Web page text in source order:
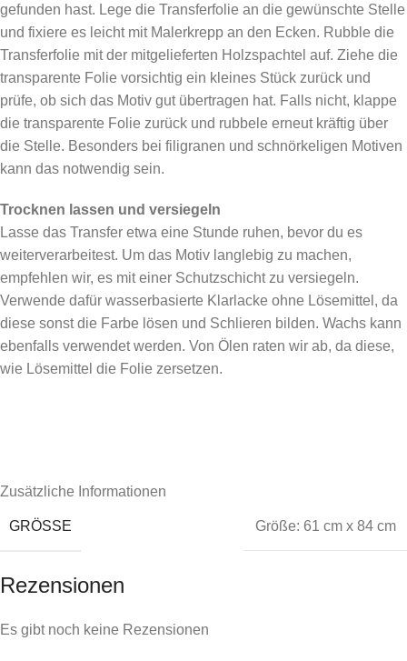
gefunden hast. Lege die Transferfolie an die gewünschte Stelle
und fixiere es leicht mit Malerkrepp an den Ecken. Rubble die
Transferfolie mit der mitgelieferten Holzspachtel auf. Ziehe die
transparente Folie vorsichtig ein kleines Stück zurück und
prüfe, ob sich das Motiv gut übertragen hat. Falls nicht, klappe
die transparente Folie zurück und rubbele erneut kräftig über
die Stelle. Besonders bei filigranen und schnörkeligen Motiven
kann das notwendig sein.
Trocknen lassen und versiegeln
Lasse das Transfer etwa eine Stunde ruhen, bevor du es
weiterverarbeitest. Um das Motiv langlebig zu machen,
empfehlen wir, es mit einer Schutzschicht zu versiegeln.
Verwende dafür wasserbasierte Klarlacke ohne Lösemittel, da
diese sonst die Farbe lösen und Schlieren bilden. Wachs kann
ebenfalls verwendet werden. Von Ölen raten wir ab, da diese,
wie Lösemittel die Folie zersetzen.
Zusätzliche Informationen
GRÖSSE Größe: 61 cm x 84 cm
Rezensionen
Es gibt noch keine Rezensionen